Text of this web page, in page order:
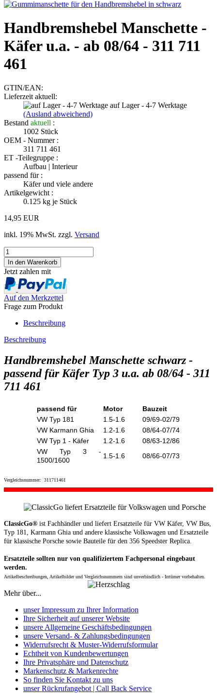
Handbremshebel Manschette -
Käfer u.a. - ab 08/64 - 311 711
461
GTIN/EAN:
Lieferzeit aktuell:
auf Lager - 4-7 Werktage
(Ausland abweichend)
Bestand aktuell :
1002 Stück
OEM - Nummer :
311 711 461
ET -Teilegruppe :
Aufbau | Interieur
passend für :
Käfer und viele andere
Artikelgewicht :
0.125 kg je Stück
14,95 EUR
inkl. 19% MwSt. zzgl. Versand
Jetzt zahlen mit
Auf den Merkzettel
Frage zum Produkt
Beschreibung
Beschreibung
Handbremshebel Manschette schwarz -
passend für Käfer Typ 3 u.a. ab 08/64 - 311
711 461
passend für Motor
Bauzeit
VW Typ 181
1.5-1.6
09/69-02/79
VW Karmann Ghia
1.2-1.6
08/64-07/74
VW Typ 1 - Käfer
1.2-1.6
08/63-12/86
VW Typ 3 -
1500/1600
1.5-1.6 08/66-07/73
Vergleichsnummer: 311711461
ClassicGo® ist Fachhändler und liefert Ersatzteile für VW Käfer, VW Bus,
Typ 181, Karmann Ghia und andere klassische Volkswagen und Ersatzteile
für klassische Porsche sowie Bauteile für den 356 Speedster Replica.
Ersatzteile sollten nur von qualifiziertem Fachpersonal eingebaut
werden.
Artikelbeschreibungen, Artikelbilder und Vergleichsnummern sind unverbindlich - Irrtümer vorbehalten.
Mehr über...
unser Impressum zu Ihrer Information
Ihre Sicherheit auf unserer Website
unsere Allgemeine Geschäftsbedingungen
unsere Versand- & Zahlungsbedingungen
Widerrufsrecht & Muster-Widerrufsformular
Echtheit von Kundenbewertungen
Ihre Privatsphäre und Datenschutz
Markenschutz & Markenrechte
So finden Sie Kontakt zu uns
unser Rückrufangebot | Call Back Service